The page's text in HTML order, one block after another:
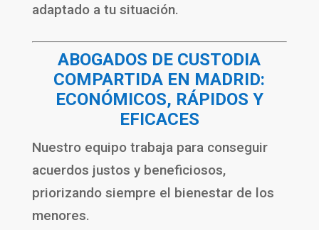
adaptado a tu situación.
ABOGADOS DE CUSTODIA
COMPARTIDA EN MADRID:
ECONÓMICOS, RÁPIDOS Y
EFICACES
Nuestro equipo trabaja para conseguir
acuerdos justos y beneficiosos,
priorizando siempre el bienestar de los
menores.